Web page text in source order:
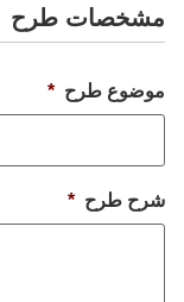
مشخصات طرح
موضوع طرح *
شرح طرح *